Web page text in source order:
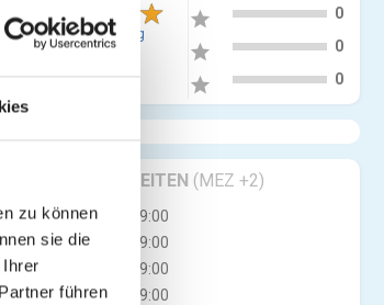
zu können
sie die
führen
1 Bewertung
star 0
star 0
star 0
GESCHÄFTSZEITEN (MEZ +2)
Mo
07:00 - 19:00
Di
07:00 - 19:00
Mi
07:00 - 19:00
Do
07:00 - 19:00